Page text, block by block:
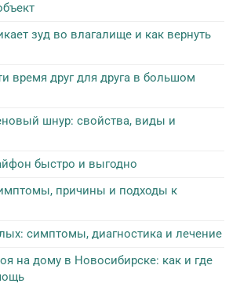
зуд во влагалище и как вернуть
время друг для друга в большом
шнур: свойства, виды и
быстро и выгодно
причины и подходы к
симптомы, диагностика и лечение
на дому в Новосибирске: как и где